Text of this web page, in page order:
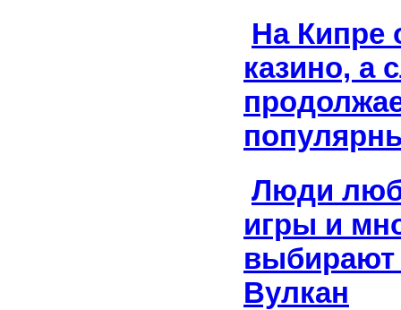
На Кипре
казино, а
Люди
игры и
выбирают
Вулкан